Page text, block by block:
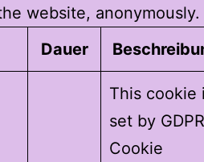
website, anonymously.
Dauer
This cookie
set by GDPR
Cookie